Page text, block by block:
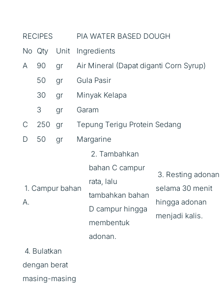
RECIPES
PIA WATER BASED DOUGH
No Qty Unit
Ingredients
A
90 gr
Air Mineral (Dapat diganti Corn Syrup)
50
gr
Gula Pasir
30
gr
Minyak Kelapa
3
gr
Garam
C
250 gr
Tepung Terigu Protein Sedang
D
50 gr Margarine
1. Campur bahan
A.
2. Tambahkan
bahan C campur
rata, lalu
tambahkan bahan
D campur hingga
membentuk
adonan.
3. Resting adonan
selama 30 menit
hingga adonan
menjadi kalis.
4. Bulatkan
dengan berat
masing-masing